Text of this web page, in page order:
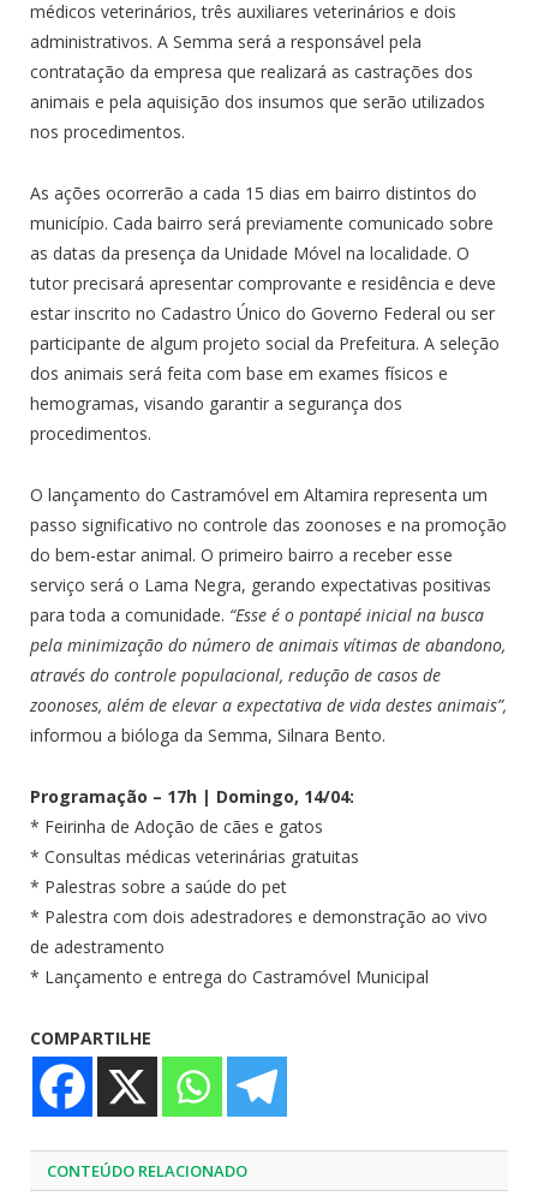
médicos veterinários, três auxiliares veterinários e dois
administrativos. A Semma será a responsável pela
contratação da empresa que realizará as castrações dos
animais e pela aquisição dos insumos que serão utilizados
nos procedimentos.
As ações ocorrerão a cada 15 dias em bairro distintos do
município. Cada bairro será previamente comunicado sobre
as datas da presença da Unidade Móvel na localidade. O
tutor precisará apresentar comprovante e residência e deve
estar inscrito no Cadastro Único do Governo Federal ou ser
participante de algum projeto social da Prefeitura. A seleção
dos animais será feita com base em exames físicos e
hemogramas, visando garantir a segurança dos
procedimentos.
O lançamento do Castramóvel em Altamira representa um
passo significativo no controle das zoonoses e na promoção
do bem-estar animal. O primeiro bairro a receber esse
serviço será o Lama Negra, gerando expectativas positivas
para toda a comunidade. “Esse é o pontapé inicial na busca
pela minimização do número de animais vítimas de abandono,
através do controle populacional, redução de casos de
zoonoses, além de elevar a expectativa de vida destes animais”,
informou a bióloga da Semma, Silnara Bento.
Programação – 17h | Domingo, 14/04:
* Feirinha de Adoção de cães e gatos
* Consultas médicas veterinárias gratuitas
* Palestras sobre a saúde do pet
* Palestra com dois adestradores e demonstração ao vivo
de adestramento
* Lançamento e entrega do Castramóvel Municipal
COMPARTILHE
CONTEÚDO RELACIONADO